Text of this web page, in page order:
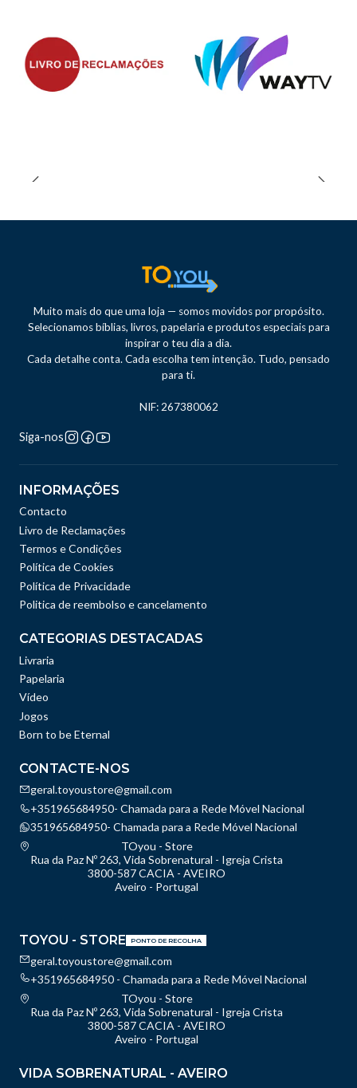
Muito mais do que uma loja — somos movidos por propósito.
Selecionamos bíblias, livros, papelaria e produtos especiais para
inspirar o teu dia a dia.
Cada detalhe conta. Cada escolha tem intenção. Tudo, pensado
para ti.
NIF: 267380062
Siga-nos
INFORMAÇÕES
Contacto
Livro de Reclamações
Termos e Condições
Política de Cookies
Política de Privacidade
Politica de reembolso e cancelamento
CATEGORIAS DESTACADAS
Livraria
Papelaria
Vídeo
Jogos
Born to be Eternal
CONTACTE-NOS
geral.toyoustore@gmail.com
+351965684950- Chamada para a Rede Móvel Nacional
351965684950- Chamada para a Rede Móvel Nacional
TOyou - Store
Rua da Paz Nº 263, Vida Sobrenatural - Igreja Crista
3800-587 CACIA - AVEIRO
Aveiro - Portugal
TOYOU - STORE PONTO DE RECOLHA
geral.toyoustore@gmail.com
+351965684950 - Chamada para a Rede Móvel Nacional
TOyou - Store
Rua da Paz Nº 263, Vida Sobrenatural - Igreja Crista
3800-587 CACIA - AVEIRO
Aveiro - Portugal
VIDA SOBRENATURAL - AVEIRO